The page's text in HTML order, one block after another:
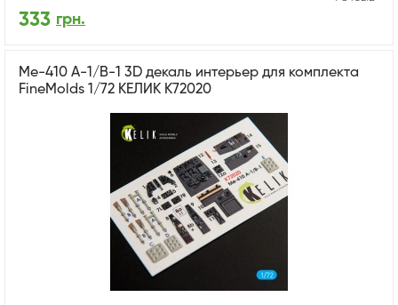
333 грн.
Me-410 A-1/B-1 3D декаль интерьер для комплекта
FineMolds 1/72 КЕЛИК K72020